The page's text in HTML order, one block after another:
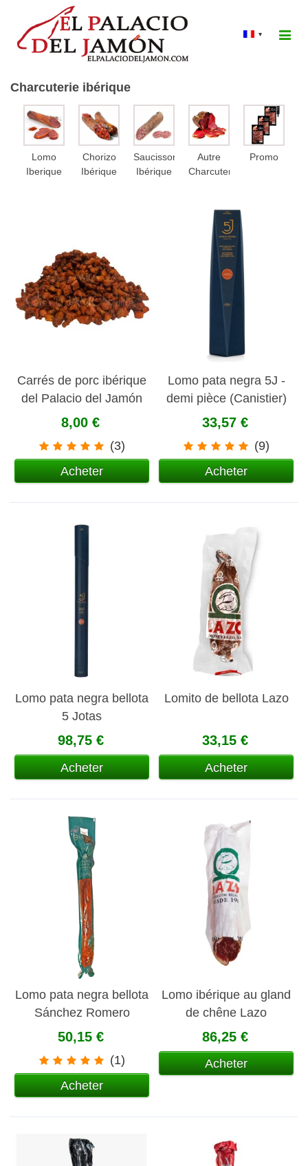
▾
Charcuterie ibérique
Lomo
Iberique
Chorizo
Ibérique
Saucisson
Ibérique
Autre
Charcuterie
Promo
Carrés de porc ibérique
del Palacio del Jamón
8,00 €
(3)
Acheter
Lomo pata negra 5J -
demi pièce (Canistier)
33,57 €
(9)
Acheter
Lomo pata negra bellota
5 Jotas
98,75 €
Acheter
Lomito de bellota Lazo
33,15 €
Acheter
Lomo pata negra bellota
Sánchez Romero
Carvajal
50,15 €
(1)
Acheter
Lomo ibérique au gland
de chêne Lazo
86,25 €
Acheter